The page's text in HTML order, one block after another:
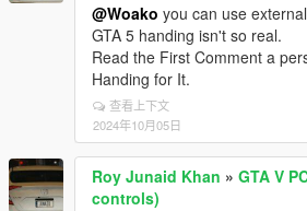
@Woako you can use
GTA 5 handing isn't so real.
Read the First Comment a
Handing for It.
查看上下文
2024年10月05日
Roy Junaid Khan » GTA V
controls)